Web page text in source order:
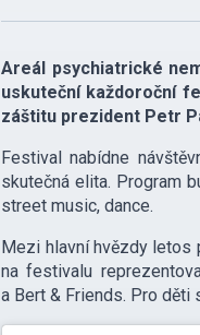
Areál psychiatrické
uskuteční každoroční
záštitu prezident Petr
Festival nabídne
skutečná elita. Program
street music, dance.
Mezi hlavní hvězdy letos
na festivalu
a Bert & Friends. Pro děti